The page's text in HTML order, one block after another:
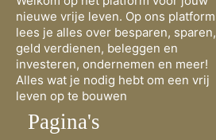
nieuwe vrije leven. Op ons platform
lees je alles over besparen, sparen,
geld verdienen, beleggen en
investeren, ondernemen en meer!
Alles wat je nodig hebt om een vrij
leven op te bouwen
Pagina's